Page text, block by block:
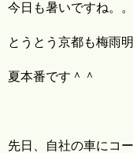
今日も暑いですね。。
とうとう京都も梅雨
夏本番です＾＾
先日、自社の車にコ